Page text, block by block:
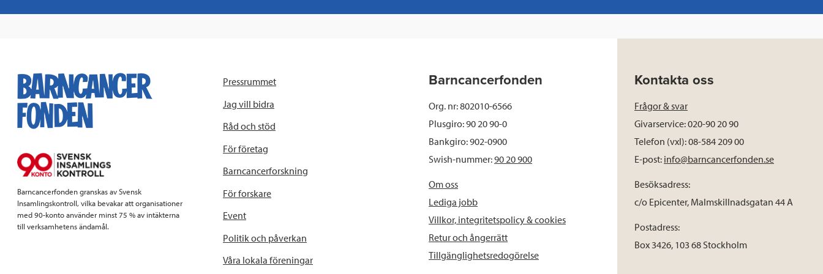
Barncancerfonden granskas av Svensk
Insamlingskontroll, vilka bevakar att organisationer
med 90-konto använder minst 75 % av intäkterna
till verksamhetens ändamål.
Pressrummet
Jag vill bidra
Råd och stöd
För företag
Barncancerforskning
För forskare
Event
Politik och påverkan
Våra lokala föreningar
Barncancerfonden
Org. nr: 802010-6566
Plusgiro: 90 20 90-0
Bankgiro: 902-0900
Swish-nummer:90 20 900
Om oss
Lediga jobb
Villkor, integritetspolicy & cookies
Retur och ångerrätt
Tillgänglighetsredogörelse
Kontakta oss
Frågor & svar
Givarservice: 020-90 20 90
Telefon (vxl): 08-584 209 00
E-post: info@barncancerfonden.se
Besöksadress:
c/o Epicenter, Malmskillnadsgatan 44 A
Postadress:
Box 3426, 103 68 Stockholm